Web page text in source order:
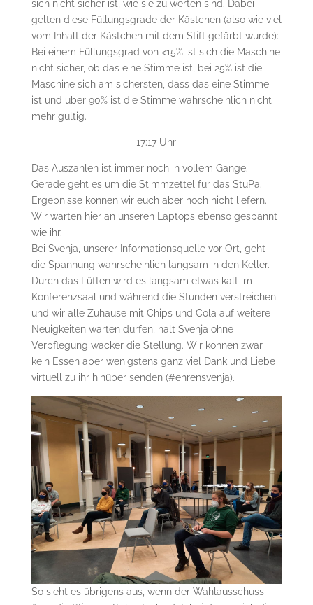
sich nicht sicher ist, wie sie zu werten sind. Dabei
gelten diese Füllungsgrade der Kästchen (also wie viel
vom Inhalt der Kästchen mit dem Stift gefärbt wurde):
Bei einem Füllungsgrad von <15% ist sich die Maschine
nicht sicher, ob das eine Stimme ist, bei 25% ist die
Maschine sich am sichersten, dass das eine Stimme
ist und über 90% ist die Stimme wahrscheinlich nicht
mehr gültig.
17:17 Uhr
Das Auszählen ist immer noch in vollem Gange.
Gerade geht es um die Stimmzettel für das StuPa.
Ergebnisse können wir euch aber noch nicht liefern.
Wir warten hier an unseren Laptops ebenso gespannt
wie ihr.
Bei Svenja, unserer Informationsquelle vor Ort, geht
die Spannung wahrscheinlich langsam in den Keller.
Durch das Lüften wird es langsam etwas kalt im
Konferenzsaal und während die Stunden verstreichen
und wir alle Zuhause mit Chips und Cola auf weitere
Neuigkeiten warten dürfen, hält Svenja ohne
Verpflegung wacker die Stellung. Wir können zwar
kein Essen aber wenigstens ganz viel Dank und Liebe
virtuell zu ihr hinüber senden (#ehrensvenja).
So sieht es übrigens aus, wenn der Wahlausschuss